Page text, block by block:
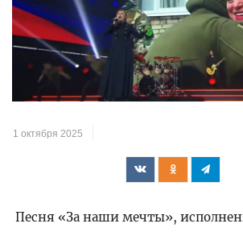
1 октября 2025
Песня «За наши мечты»,